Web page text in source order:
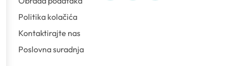
Politika kolačića
Kontaktirajte nas
Poslovna suradnja